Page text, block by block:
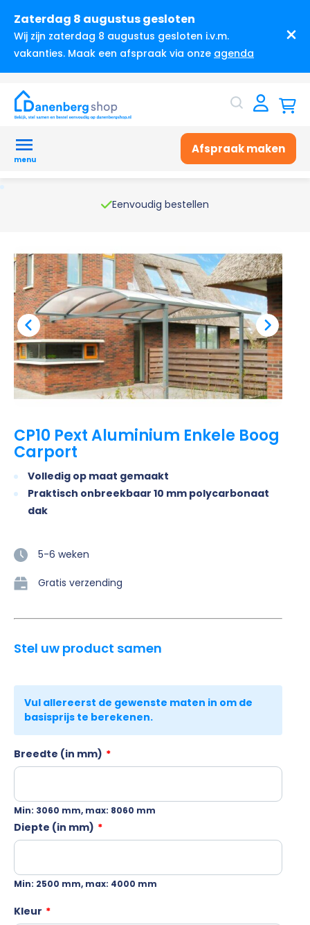
Zaterdag 8 augustus gesloten
Wij zijn zaterdag 8 augustus gesloten i.v.m.
vakanties. Maak een afspraak via onze agenda
menu
Afspraak maken
Eenvoudig bestellen
CP10 Pext Aluminium Enkele Boog
Carport
Volledig op maat gemaakt
Praktisch onbreekbaar 10 mm polycarbonaat
dak
5-6 weken
Gratis verzending
Stel uw product samen
*
Breedte (in mm)
Min: 3060 mm, max: 8060 mm
*
Diepte (in mm)
Min: 2500 mm, max: 4000 mm
*
Kleur